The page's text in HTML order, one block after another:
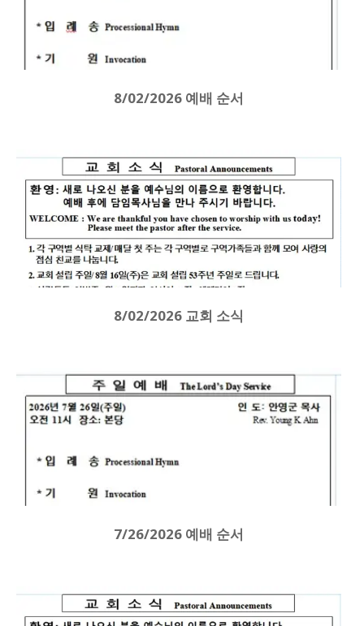
8/02/2026 예배 순서
8/02/2026 교회 소식
7/26/2026 예배 순서